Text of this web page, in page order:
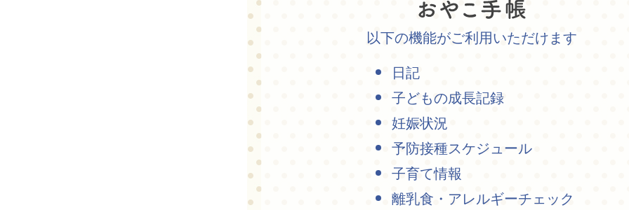
以下の機能がご利用いただけます
日記
子どもの成長記録
妊娠状況
予防接種スケジュール
子育て情報
離乳食・アレルギーチェック